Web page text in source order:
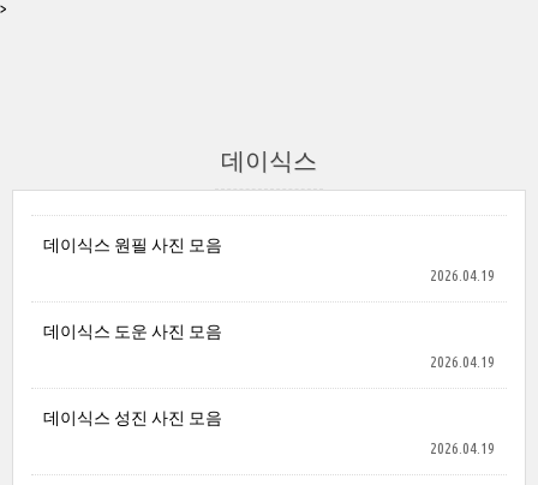
>
데이식스
데이식스 원필 사진 모음
2026.04.19
데이식스 도운 사진 모음
2026.04.19
데이식스 성진 사진 모음
2026.04.19